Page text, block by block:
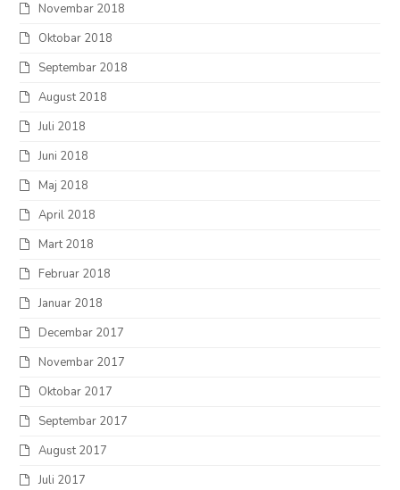
Novembar 2018
Oktobar 2018
Septembar 2018
August 2018
Juli 2018
Juni 2018
Maj 2018
April 2018
Mart 2018
Februar 2018
Januar 2018
Decembar 2017
Novembar 2017
Oktobar 2017
Septembar 2017
August 2017
Juli 2017